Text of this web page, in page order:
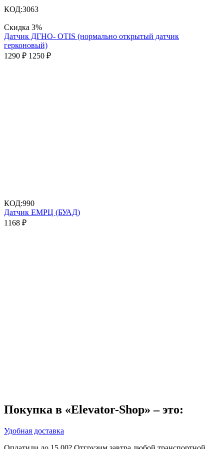
КОД:3063
Скидка 3%
Датчик ДГНО- OTIS (нормально открытый датчик
герконовый)
1290 ₽ 1250 ₽
КОД:990
Датчик ЕМРЦ (БУАД)
1168 ₽
Покупка в «Elevator-Shop» – это:
Удобная доставка